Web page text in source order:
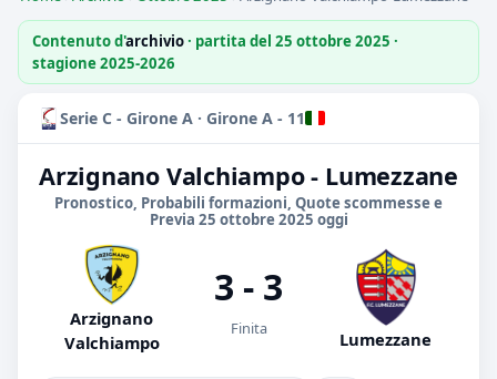
Contenuto d'archivio· partita del 25 ottobre 2025 ·
stagione 2025-2026
Serie C - Girone A · Girone A - 11
Arzignano Valchiampo - Lumezzane
Pronostico, Probabili formazioni, Quote scommesse e
Previa 25 ottobre 2025 oggi
Arzignano
Valchiampo
3 - 3
Finita
Lumezzane